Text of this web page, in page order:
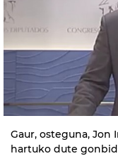
Gaur, osteguna,
hartuko dute